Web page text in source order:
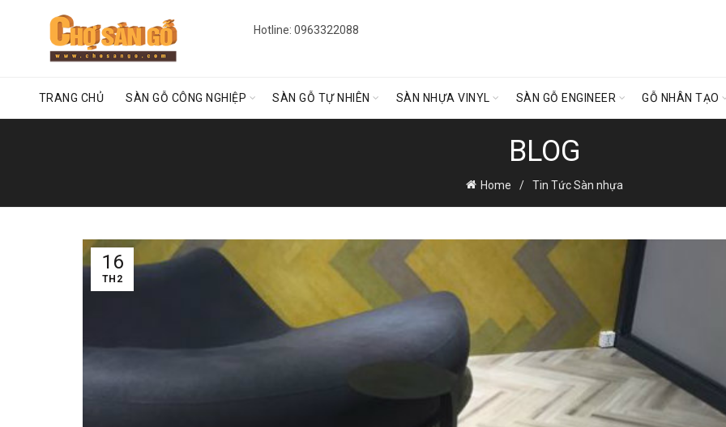
Hotline: 0963322088
TRANG CHỦ SÀN GỖ CÔNG NGHIỆP SÀN GỖ TỰ NHIÊN SÀN NHỰA VINYL SÀN GỖ ENGINEER GỖ NHÂN TẠO
BLOG
Home Tin Tức Sàn nhựa
16
TH2